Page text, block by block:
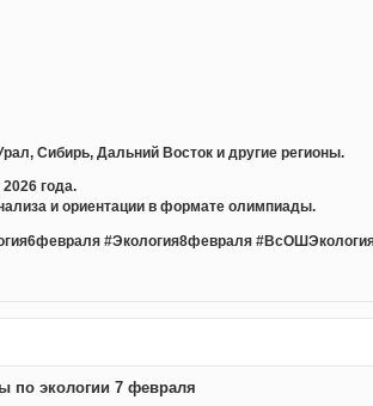
Сибирь, Дальний Восток и другие регионы.
года.
и ориентации в формате олимпиады.
#Экология8февраля
по экологии 7 февраля